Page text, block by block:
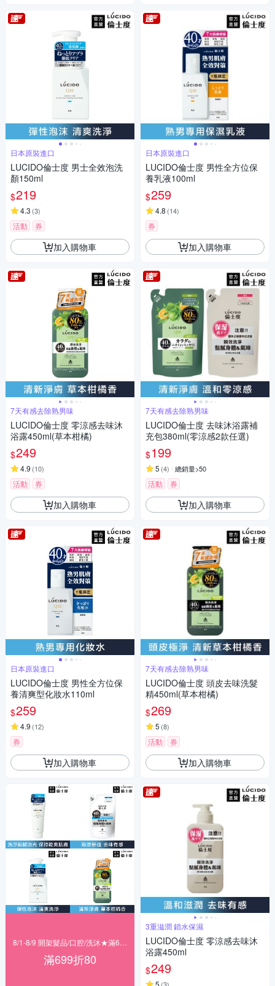
日本原裝進口
LUCIDO倫士度 男士全效泡洗
顏150ml
$219
4.3 (3)
活動 券
加入購物車
7天有感去除熟男味
LUCIDO倫士度 零涼感去味沐
浴露450ml(草本柑橘)
$249
4.9 (10)
活動 券
加入購物車
日本原裝進口
LUCIDO倫士度 男性全方位保
養清爽型化妝水110ml
$259
4.9 (12)
券
加入購物車
滿699折80
日本原裝進口
LUCIDO倫士度 男性全方位保
養乳液100ml
$259
4.8 (14)
券
加入購物車
7天有感去除熟男味
LUCIDO倫士度 去味沐浴露補
充包380ml(零涼感2款任選)
$199
5 (4) 總銷量>50
活動 券
加入購物車
7天有感去除熟男味
LUCIDO倫士度 頭皮去味洗髮
精450ml(草本柑橘)
$269
5 (8)
活動 券
加入購物車
3重滋潤 鎖水保濕
LUCIDO倫士度 零涼感去味沐
浴露450ml
$249